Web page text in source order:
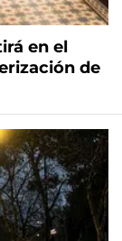
en el
de